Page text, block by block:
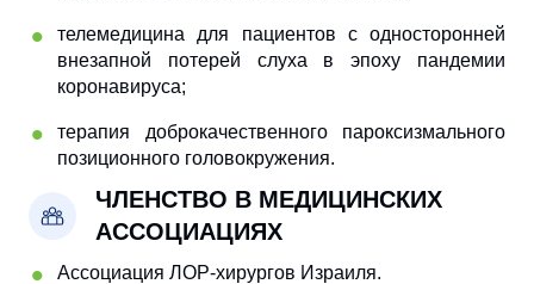
телемедицина для пациентов с односторонней
внезапной потерей слуха в эпоху пандемии
коронавируса;
терапия доброкачественного пароксизмального
позиционного головокружения.
ЧЛЕНСТВО В МЕДИЦИНСКИХ
АССОЦИАЦИЯХ
Ассоциация ЛОР-хирургов Израиля.